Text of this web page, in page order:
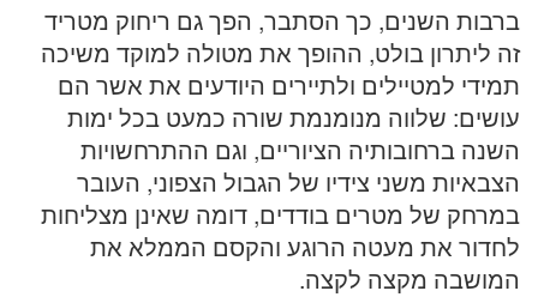
ברבות השנים, כך הסתבר, הפך גם ריחוק מטריד
זה ליתרון בולט, ההופך את מטולה למוקד משיכה
תמידי למטיילים ולתיירים היודעים את אשר הם
עושים: שלווה מנומנמת שורה כמעט בכל ימות
השנה ברחובותיה הציוריים, וגם ההתרחשויות
הצבאיות משני צידיו של הגבול הצפוני, העובר
במרחק של מטרים בודדים, דומה שאינן מצליחות
לחדור את מעטה הרוגע והקסם הממלא את
המושבה מקצה לקצה.